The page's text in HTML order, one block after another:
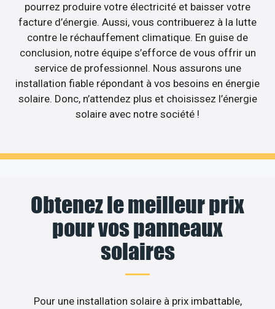
pourrez produire votre électricité et baisser votre
facture d’énergie. Aussi, vous contribuerez à la lutte
contre le réchauffement climatique. En guise de
conclusion, notre équipe s’efforce de vous offrir un
service de professionnel. Nous assurons une
installation fiable répondant à vos besoins en énergie
solaire. Donc, n’attendez plus et choisissez l’énergie
solaire avec notre société !
Obtenez le meilleur prix
pour vos panneaux
solaires
Pour une installation solaire à prix imbattable,